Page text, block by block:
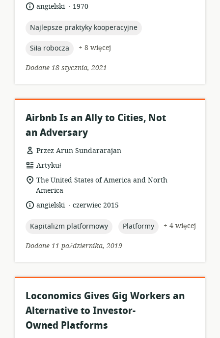
język:angielski .
data1970
topic:
Najlepsze praktyky kooperacyjne
topic:
Siła robocza
+ 8 więcej
Dodane 18 stycznia, 2021
Airbnb Is an Ally to Cities, Not
an Adversary
Przez Arun Sundararajan
format
zasobów:
Artykuł
istotna
lokalizacja:
The United States of America and North
America
język:angielski .
dataczerwiec 2015
topic:
Kapitalizm platformowy topic:
Platformy
+ 4 więcej
Dodane 11 października, 2019
Loconomics Gives Gig Workers an
Alternative to Investor-
Owned Platforms